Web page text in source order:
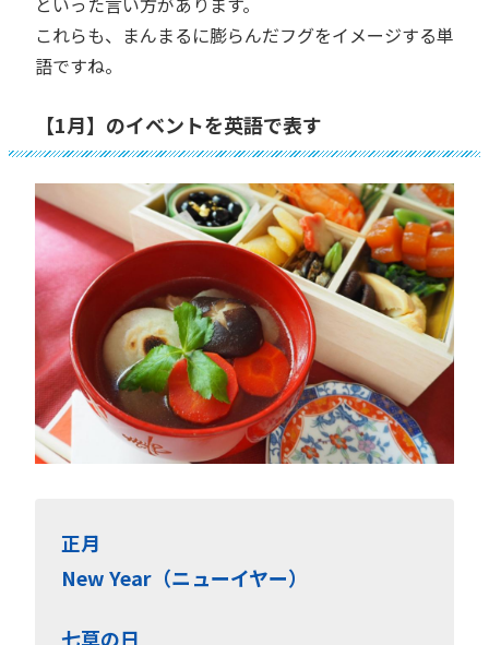
これらも、まんまるに膨らんだフグをイメージする単
語ですね。
【1月】のイベントを英語で表す
正月
New Year（ニューイヤー）
七草の日